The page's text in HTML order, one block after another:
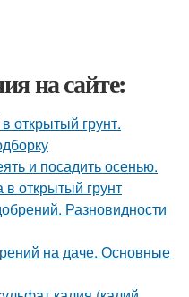
на сайте:
открытый грунт.
и посадить осенью.
открытый грунт
Разновидности
на даче. Основные